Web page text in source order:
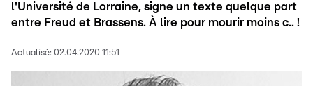
l'Université de Lorraine, signe un texte quelque part
entre Freud et Brassens. À lire pour mourir moins c.. !
Actualisé: 02.04.2020 11:51